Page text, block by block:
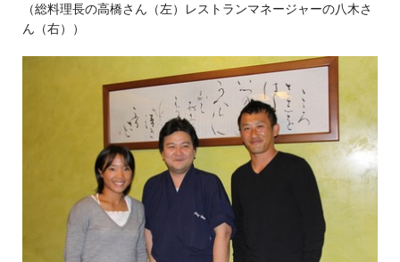
（総料理長の高橋さん（左）レストランマネージャーの八木さ
ん（右））